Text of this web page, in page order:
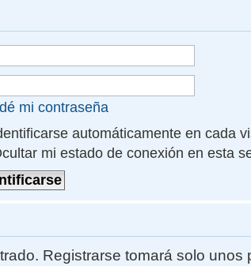
mi contraseña
automáticamente en cada
mi estado de conexión en esta
Registrarse tomará solo